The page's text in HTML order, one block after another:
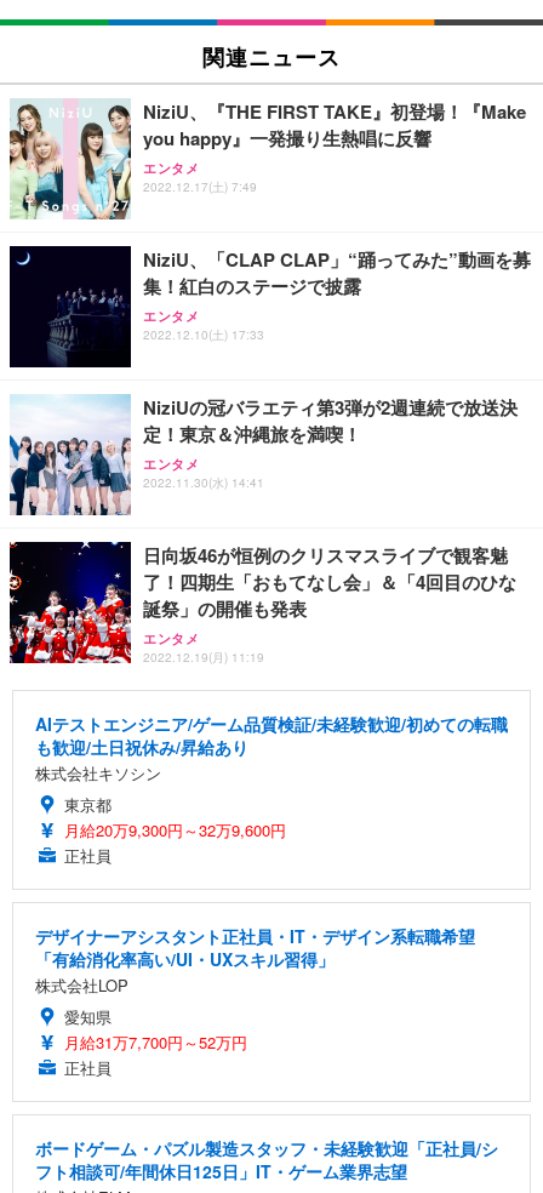
関連ニュース
NiziU、『THE FIRST TAKE』初登場！『Make
you happy』一発撮り生熱唱に反響
エンタメ
2022.12.17(土) 7:49
NiziU、「CLAP CLAP」“踊ってみた”動画を募
集！紅白のステージで披露
エンタメ
2022.12.10(土) 17:33
NiziUの冠バラエティ第3弾が2週連続で放送決
定！東京＆沖縄旅を満喫！
エンタメ
2022.11.30(水) 14:41
日向坂46が恒例のクリスマスライブで観客魅
了！四期生「おもてなし会」＆「4回目のひな
誕祭」の開催も発表
エンタメ
2022.12.19(月) 11:19
AIテストエンジニア/ゲーム品質検証/未経験歓迎/初めての転職
も歓迎/土日祝休み/昇給あり
株式会社キソシン
東京都
月給20万9,300円～32万9,600円
正社員
デザイナーアシスタント正社員・IT・デザイン系転職希望
「有給消化率高い/UI・UXスキル習得」
株式会社LOP
愛知県
月給31万7,700円～52万円
正社員
ボードゲーム・パズル製造スタッフ・未経験歓迎「正社員/シ
フト相談可/年間休日125日」IT・ゲーム業界志望